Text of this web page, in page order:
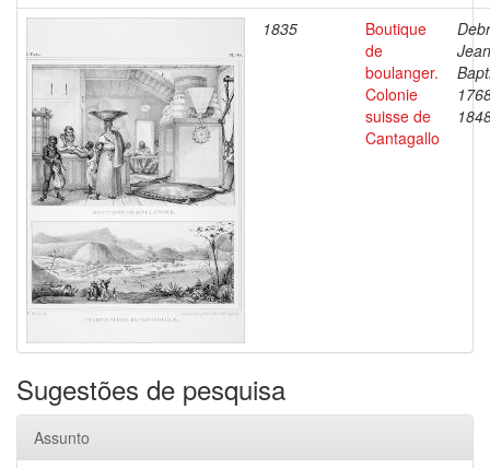
1835
Boutique
de
boulanger.
Colonie
suisse de
Cantagallo
Jean
Sugestões de pesquisa
Assunto